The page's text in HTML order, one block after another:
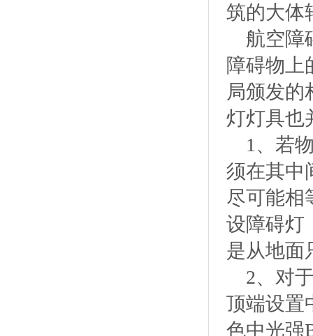
筑的大体
航空障
障碍物上
局颁发的
灯灯具也
1、若
须在其中
尽可能相
设障碍灯
是从地面
2、对
顶端设置
色中光强